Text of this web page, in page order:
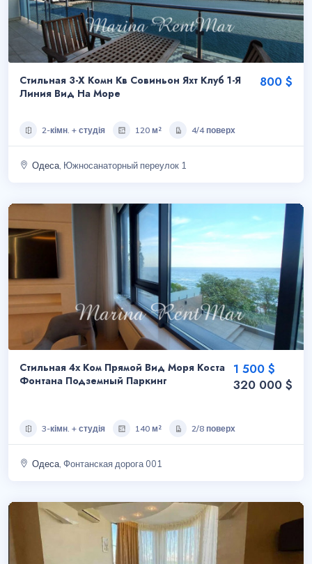
Стильная 3-Х Комн Кв Совиньон Яхт Клуб 1-Я
Линия Вид На Море
800 $
2-кімн. + студія 120 м² 4/4 поверх
Одеса , Южносанаторный переулок 1
Стильная 4х Ком Прямой Вид Моря Коста
Фонтана Подземный Паркинг
1 500 $
320 000 $
3-кімн. + студія 140 м² 2/8 поверх
Одеса , Фонтанская дорога 001